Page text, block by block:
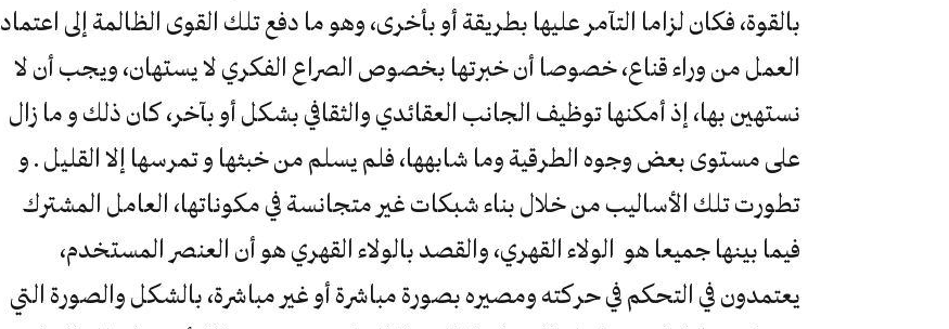
بالقوة، فكان لزاما التآمر عليها بطريقة أو بأخرى، وهو ما دفع تلك القوى الظالمة إلى اعتماد
العمل من وراء قناع، خصوصا أن خبرتها بخصوص الصراع الفكري لا يستهان، ويجب أن لا
نستهين بها، إذ أمكنها توظيف الجانب العقائدي والثقافي بشكل أو بآخر، كان ذلك و ما زال
على مستوى بعض وجوه الطرقية وما شابهها، فلم يسلم من خبثها و تمرسها إلا القليل . و
تطورت تلك الأساليب من خلال بناء شبكات غير متجانسة في مكوناتها، العامل المشترك
فيما بينها جميعا هو الولاء القهري، والقصد بالولاء القهري هو أن العنصر المستخدم،
يعتمدون في التحكم في حركته ومصيره بصورة مباشرة أو غير مباشرة، بالشكل والصورة التي